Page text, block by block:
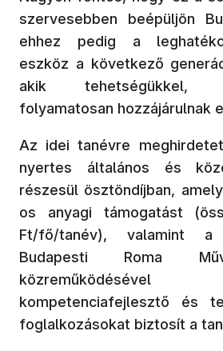
szervesebben beépüljön
ehhez pedig a
eszköz a következő
akik tehetségükkel,
folyamatosan hozzájárulnak
Az idei tanévre
nyertes általános és
részesül ösztöndíjban,
os anyagi támogatást
Ft/fő/tanév), valamint a
Budapesti Roma
kompetenciafejlesztő és
foglalkozásokat biztosít a